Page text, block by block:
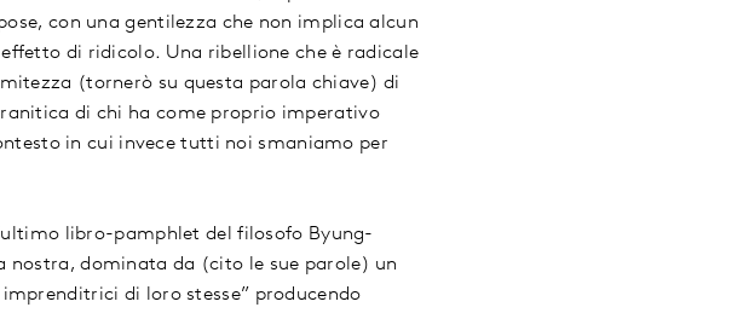
con una gentilezza che non implica alcun
di ridicolo. Una ribellione che è radicale
(tornerò su questa parola chiave) di
di chi ha come proprio imperativo
in cui invece tutti noi smaniamo per
libro-pamphlet del filosofo Byung-
nostra, dominata da (cito le sue parole) un
di loro stesse” producendo